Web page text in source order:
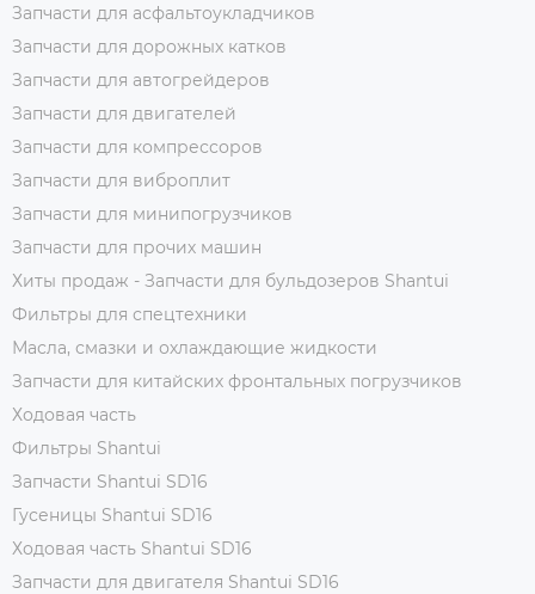
Запчасти для асфальтоукладчиков
Запчасти для дорожных катков
Запчасти для автогрейдеров
Запчасти для двигателей
Запчасти для компрессоров
Запчасти для виброплит
Запчасти для минипогрузчиков
Запчасти для прочих машин
Хиты продаж - Запчасти для бульдозеров Shantui
Фильтры для спецтехники
Масла, смазки и охлаждающие жидкости
Запчасти для китайских фронтальных погрузчиков
Ходовая часть
Фильтры Shantui
Запчасти Shantui SD16
Гусеницы Shantui SD16
Ходовая часть Shantui SD16
Запчасти для двигателя Shantui SD16